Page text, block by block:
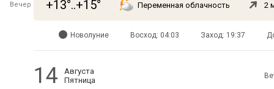
Вечер +13°..+15° Переменная облачность 2
Новолуние Восход: 04:03 Заход: 19:37
14
Августа
Пятница